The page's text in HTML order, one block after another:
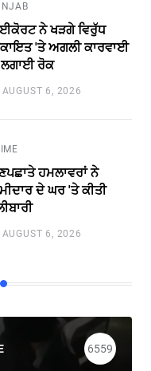
ਨੇ ਖੜਗੇ ਵਿਰੁੱਧ
'ਤੇ ਅਗਲੀ ਕਾਰਵਾਈ
ਰੋਕ
AUGUST 6, 2026
ਹਮਲਾਵਰਾਂ ਨੇ
ਦੇ ਘਰ 'ਤੇ ਕੀਤੀ
AUGUST 6, 2026
6559